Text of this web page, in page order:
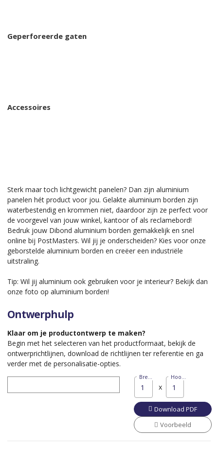
Geperforeerde gaten
Accessoires
Sterk maar toch lichtgewicht panelen? Dan zijn aluminium
panelen hét product voor jou. Gelakte aluminium borden zijn
waterbestendig en krommen niet, daardoor zijn ze perfect voor
de voorgevel van jouw winkel, kantoor of als reclamebord!
Bedruk jouw Dibond aluminium borden gemakkelijk en snel
online bij PostMasters. Wil jij je onderscheiden? Kies voor onze
geborstelde aluminium borden en creëer een industriële
uitstraling.
Tip: Wil jij aluminium ook gebruiken voor je interieur? Bekijk dan
onze foto op aluminium borden!
Ontwerphulp
Klaar om je productontwerp te maken?
Begin met het selecteren van het productformaat, bekijk de
ontwerprichtlijnen, download de richtlijnen ter referentie en ga
verder met de personalisatie-opties.
Breedte (MM)
x
Hoogte
Download PDF
Voorbeeld